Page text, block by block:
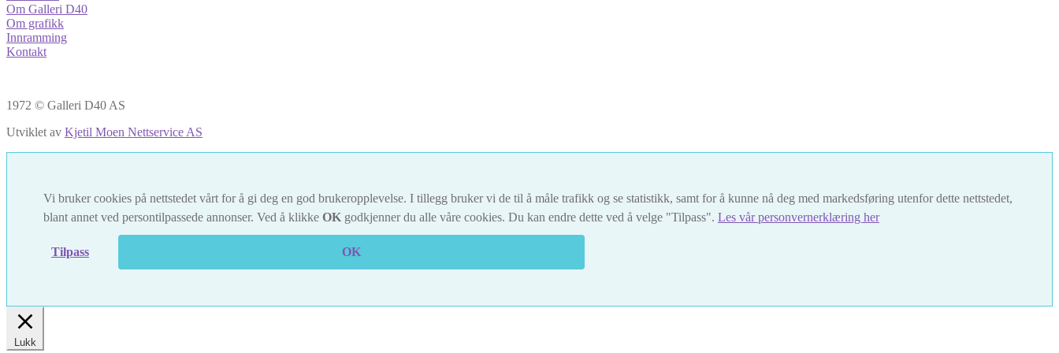
Om Galleri D40
Om grafikk
Innramming
Kontakt
1972 © Galleri D40 AS
Utviklet av Kjetil Moen Nettservice AS
Vi bruker cookies på nettstedet vårt for å gi deg en god brukeropplevelse. I tillegg bruker vi de til å måle trafikk og se statistikk, samt for å kunne nå deg med markedsføring utenfor dette nettstedet,
blant annet ved persontilpassede annonser. Ved å klikke OK godkjenner du alle våre cookies. Du kan endre dette ved å velge "Tilpass". Les vår personvernerklæring her
Tilpass OK
Lukk